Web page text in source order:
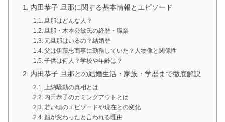
内田恭子 旦那に関する基本情報とエピソード
旦那はどんな人？
旦那・木本公敏氏の経歴・職業
元旦那はいるの？結婚歴
父は伊藤忠商事に勤務していた？人物像と関係性
子供は何人？学校や年齢は？
内田恭子 旦那との結婚生活・家族・学歴まで徹底解説
上納騒動の真相とは
内田恭子のカミングアウトとは
若い頃のエピソードや現在との変化
顔が変わったと言われる理由